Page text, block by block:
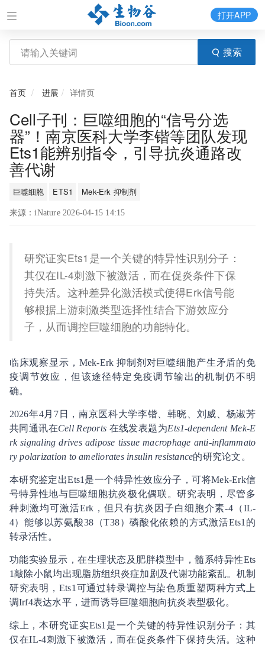
搜索
打开APP
首页 进展 详情页
Cell子刊：巨噬细胞的“信号分选
器”！南京医科大学李锴等团队发现
Ets1能辨别指令，引导抗炎通路改
善代谢
巨噬细胞 ETS1 Mek-Erk 抑制剂
来源：iNature 2026-04-15 14:15
研究证实Ets1是一个关键的特异性识别分子：
其仅在IL-4刺激下被激活，而在促炎条件下保
持失活。这种差异化激活模式使得Erk信号能
够根据上游刺激类型选择性结合下游效应分
子，从而调控巨噬细胞的功能特化。
临床观察显示，Mek-Erk 抑制剂对巨噬细胞产生矛盾的免
疫调节效应，但该途径特定免疫调节输出的机制仍不明
确。
2026年4月7日，南京医科大学李锴、韩晓、刘威、杨淑芳
共同通讯在Cell Reports 在线发表题为Ets1-dependent Mek-E
rk signaling drives adipose tissue macrophage anti-inflammato
ry polarization to ameliorates insulin resistance的研究论文。
本研究鉴定出Ets1是一个特异性效应分子，可将Mek-Erk信
号特异性地与巨噬细胞抗炎极化偶联。研究表明，尽管多
种刺激均可激活Erk，但只有抗炎因子白细胞介素-4（IL-
4）能够以苏氨酸38（T38）磷酸化依赖的方式激活Ets1的
转录活性。
功能实验显示，在生理状态及肥胖模型中，髓系特异性Ets
1敲除小鼠均出现脂肪组织炎症加剧及代谢功能紊乱。机制
研究表明，Ets1可通过转录调控与染色质重塑两种方式上
调Irf4表达水平，进而诱导巨噬细胞向抗炎表型极化。
综上，本研究证实Ets1是一个关键的特异性识别分子：其
仅在IL-4刺激下被激活，而在促炎条件下保持失活。这种